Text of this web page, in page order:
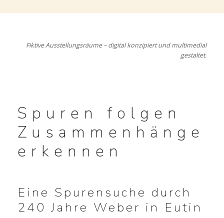
FESTSPIELE AB 1951
NACHKLANG 2026
„KLINGENDES LIBRETTO“: PETER SCHMOLL
Fiktive Ausstellungsräume – digital konzipiert und multimedial
gestaltet.
Spuren folgen
Zusammenhänge
erkennen
Eine Spurensuche durch
240 Jahre Weber in Eutin